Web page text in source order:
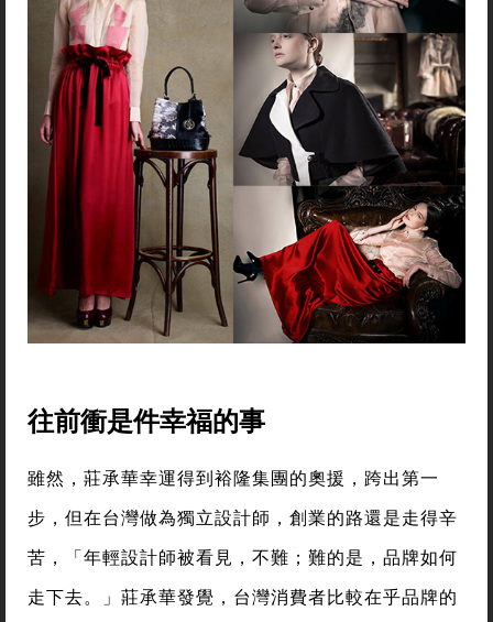
往前衝是件幸福的事
雖然，莊承華幸運得到裕隆集團的奧援，跨出第一
步，但在台灣做為獨立設計師，創業的路還是走得辛
苦，「年輕設計師被看見，不難；難的是，品牌如何
走下去。」莊承華發覺，台灣消費者比較在乎品牌的